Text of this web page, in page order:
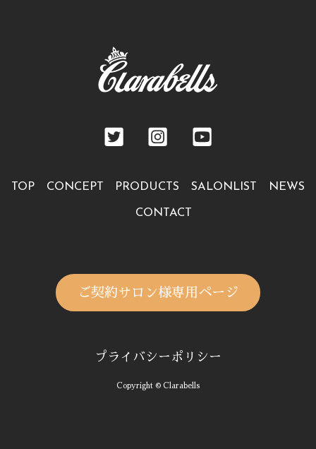
TOP CONCEPT PRODUCTS SALONLIST NEWS
CONTACT
ご契約サロン様専用ページ
プライバシーポリシー
Copyright © Clarabells